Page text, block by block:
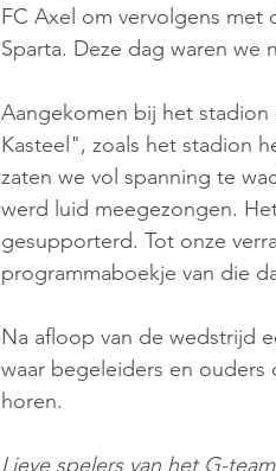
FC Axel om vervolgens met
Sparta. Deze dag waren we
Aangekomen bij het
Kasteel", zoals het stadion
zaten we vol spanning te
werd luid meegezongen.
gesupporterd. Tot onze
programmaboekje van die
Na afloop van de wedstrijd
waar begeleiders en ouders
horen.
Lieve spelers van het G-